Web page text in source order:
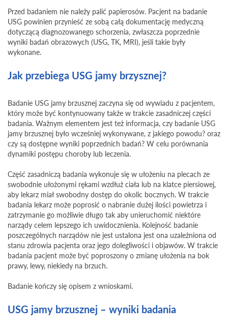
Przed badaniem nie należy palić papierosów. Pacjent na badanie
USG powinien przynieść ze sobą całą dokumentację medyczną
dotyczącą diagnozowanego schorzenia, zwłaszcza poprzednie
wyniki badań obrazowych (USG, TK, MRI), jeśli takie były
wykonane.
Jak przebiega USG jamy brzysznej?
Badanie USG jamy brzusznej zaczyna się od wywiadu z pacjentem,
który może być kontynuowany także w trakcie zasadniczej części
badania. Ważnym elementem jest też informacja, czy badanie USG
jamy brzusznej było wcześniej wykonywane, z jakiego powodu? oraz
czy są dostępne wyniki poprzednich badań? W celu porównania
dynamiki postępu choroby lub leczenia.
Część zasadniczą badania wykonuje się w ułożeniu na plecach ze
swobodnie ułożonymi rękami wzdłuż ciała lub na klatce piersiowej,
aby lekarz miał swobodny dostęp do okolic bocznych. W trakcie
badania lekarz może poprosić o nabranie dużej ilości powietrza i
zatrzymanie go możliwie długo tak aby unieruchomić niektóre
narządy celem lepszego ich uwidocznienia. Kolejność badanie
poszczególnych narządów nie jest ustalona jest ona uzależniona od
stanu zdrowia pacjenta oraz jego dolegliwości i objawów. W trakcie
badania pacjent może być poproszony o zmianę ułożenia na bok
prawy, lewy, niekiedy na brzuch.
Badanie kończy się opisem z wnioskami.
USG jamy brzusznej – wyniki badania